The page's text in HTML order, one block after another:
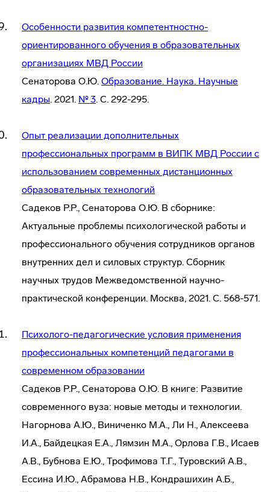
Особенности развития компетентностно-
ориентированного обучения в образовательных
организациях МВД России
Сенаторова О.Ю. Образование. Наука. Научные
кадры. 2021. № 3. С. 292-295.
Опыт реализации дополнительных
профессиональных программ в ВИПК МВД России с
использованием современных дистанционных
образовательных технологий
Садеков Р.Р., Сенаторова О.Ю. В сборнике:
Актуальные проблемы психологической работы и
профессионального обучения сотрудников органов
внутренних дел и силовых структур. Сборник
научных трудов Межведомственной научно-
практической конференции. Москва, 2021. С. 568-571.
Психолого-педагогические условия применения
профессиональных компетенций педагогами в
современном образовании
Садеков Р.Р., Сенаторова О.Ю. В книге: Развитие
современного вуза: новые методы и технологии.
Нагорнова А.Ю., Виниченко М.А., Ли Н., Алексеева
И.А., Байдецкая Е.А., Лямзин М.А., Орлова Г.В., Исаев
А.В., Бубнова Е.Ю., Трофимова Т.Г., Туровский А.В.,
Ессина И.Ю., Абрамова Н.В., Кондрашихин А.Б.,